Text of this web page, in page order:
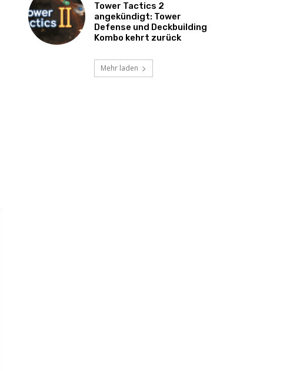
Tower Tactics 2
angekündigt: Tower
Defense und Deckbuilding
Kombo kehrt zurück
Mehr laden